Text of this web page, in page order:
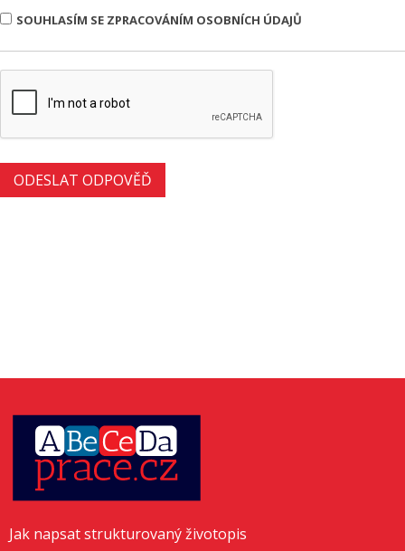
SOUHLASÍM SE ZPRACOVÁNÍM OSOBNÍCH ÚDAJŮ
Jak napsat strukturovaný životopis